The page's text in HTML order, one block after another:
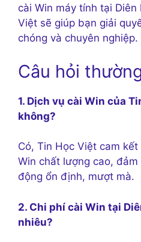
cài Win máy tính tại Diên
Việt sẽ giúp bạn giải
chóng và chuyên nghiệp.
Câu hỏi
1. Dịch vụ cài Win của
không?
Có, Tin Học Việt cam
Win chất lượng cao,
động ổn định, mượt mà.
2. Chi phí cài Win tại
nhiêu?